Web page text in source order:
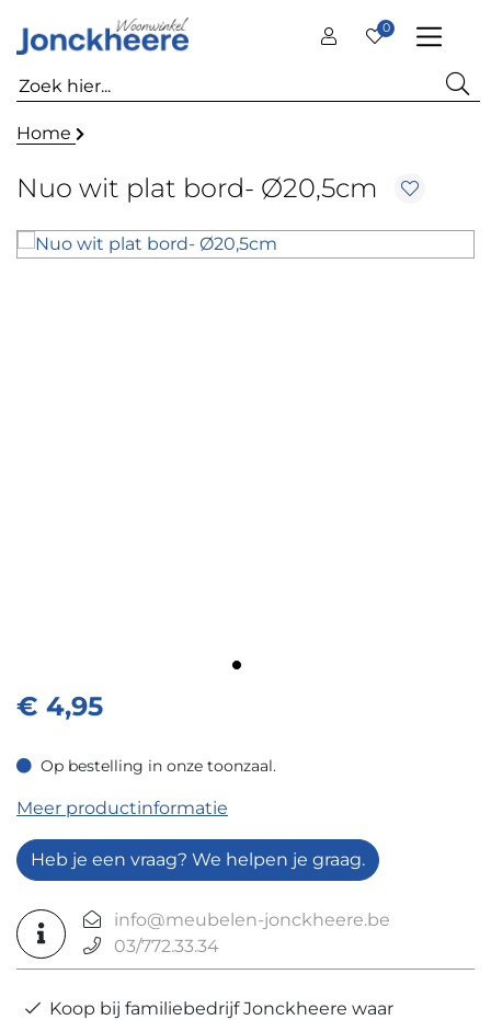
0
Home
Nuo wit plat bord- Ø20,5cm
€ 4,95
Op bestelling in onze toonzaal.
Op bestelling in onze toonzaal.
Meer productinformatie
Heb je een vraag? We helpen je graag.
info@meubelen-jonckheere.be
03/772.33.34
Koop bij familiebedrijf Jonckheere waar